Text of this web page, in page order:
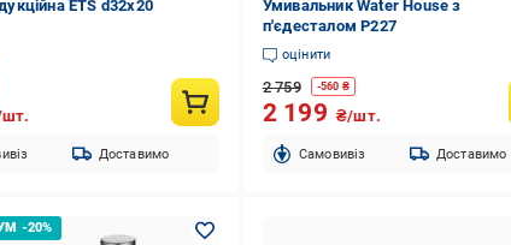
ETS d32х20
Доставимо
Умивальник Water House з
п'єдесталом P227
оцінити
2 759 -560 ₴
2 199 ₴/шт.
Cамовивіз Доставимо